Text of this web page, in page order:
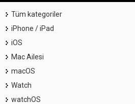
Tüm kategoriler
iPhone / iPad
iOS
Mac Ailesi
macOS
Watch
watchOS